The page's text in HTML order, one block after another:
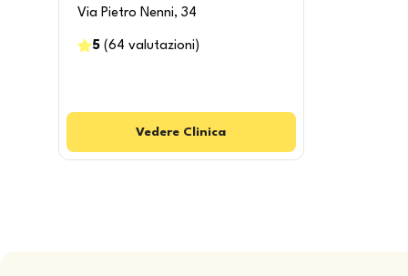
Via Pietro Nenni, 34
5 (64 valutazioni )
Vedere Clinica